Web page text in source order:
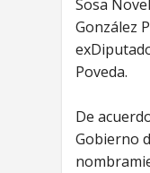
Sosa
González
Poveda.
De
Gobierno